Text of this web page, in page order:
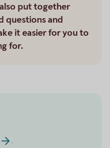
put together
questions and
it easier for you to
for.
.